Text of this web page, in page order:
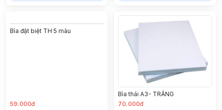
Bìa đặt biệt TH 5 màu
59.000đ
Bìa thái A3- TRẮNG
70.000đ